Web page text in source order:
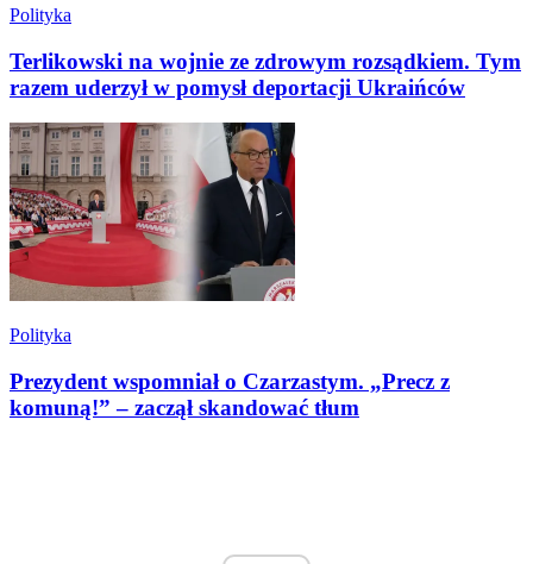
Polityka
Terlikowski na wojnie ze zdrowym rozsądkiem. Tym
razem uderzył w pomysł deportacji Ukraińców
Polityka
Prezydent wspomniał o Czarzastym. „Precz z
komuną!” – zaczął skandować tłum